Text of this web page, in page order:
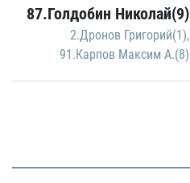
87.Голдобин Николай(9)
2.Дронов Григорий(1),
91.Карпов Максим А.(8)